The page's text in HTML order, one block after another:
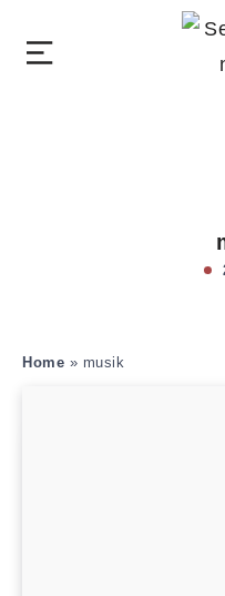
Home » musik